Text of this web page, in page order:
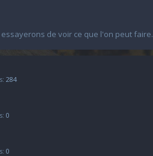
de voir ce que l'on peut faire.
284
0
0